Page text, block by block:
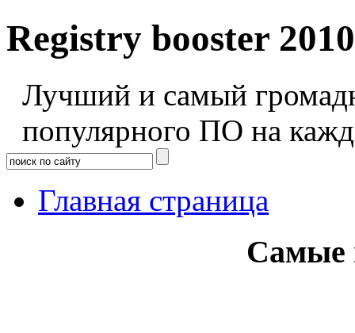
Registry booster
Лучший и самый
популярного ПО на
Главная страница
Самые